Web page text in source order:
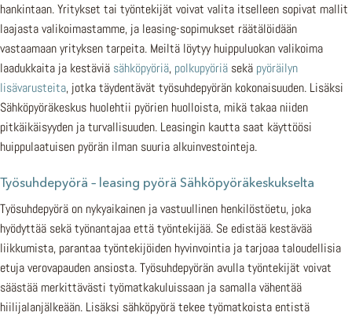
hankintaan. Yritykset tai työntekijät voivat valita itselleen sopivat mallit
laajasta valikoimastamme, ja leasing-sopimukset räätälöidään
vastaamaan yrityksen tarpeita. Meiltä löytyy huippuluokan valikoima
laadukkaita ja kestäviä sähköpyöriä, polkupyöriä sekä pyöräilyn
lisävarusteita, jotka täydentävät työsuhdepyörän kokonaisuuden. Lisäksi
Sähköpyöräkeskus huolehtii pyörien huolloista, mikä takaa niiden
pitkäikäisyyden ja turvallisuuden. Leasingin kautta saat käyttöösi
huippulaatuisen pyörän ilman suuria alkuinvestointeja.
Työsuhdepyörä – leasing pyörä Sähköpyöräkeskukselta
Työsuhdepyörä on nykyaikainen ja vastuullinen henkilöstöetu, joka
hyödyttää sekä työnantajaa että työntekijää. Se edistää kestävää
liikkumista, parantaa työntekijöiden hyvinvointia ja tarjoaa taloudellisia
etuja verovapauden ansiosta. Työsuhdepyörän avulla työntekijät voivat
säästää merkittävästi työmatkakuluissaan ja samalla vähentää
hiilijalanjälkeään. Lisäksi sähköpyörä tekee työmatkoista entistä